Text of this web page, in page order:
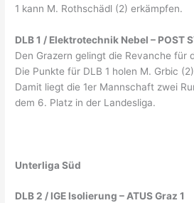
1 kann M. Rothschädl (2) erkämpfen.
DLB 1 / Elektrotechnik Nebel – POST
Den Grazern gelingt die Revanche für
Die Punkte für DLB 1 holen M. Grbic
Damit liegt die 1er Mannschaft zwei
dem 6. Platz in der Landesliga.
Unterliga Süd
DLB 2 / IGE Isolierung – ATUS Graz 1